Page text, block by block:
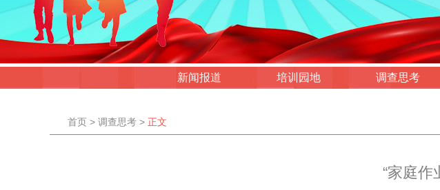
新闻报道 培训园地 调查思考
首页 > 调查思考 > 正文
“家庭作